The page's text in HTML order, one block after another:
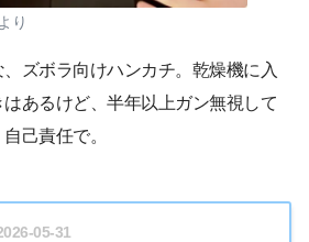
り
ズボラ向けハンカチ。乾燥機に入
あるけど、半年以上ガン無視して
己責任で。
05-31